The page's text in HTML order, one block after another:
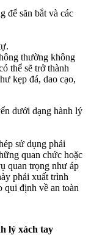
để săn bắt và các
thường không
thể sẽ trở thành
kẹp đá, dao cạo,
dưới dạng hành lý
sử dụng phải
quan chức hoặc
quan trọng như áp
phải xuất trình
qui định về an toàn
lý xách tay